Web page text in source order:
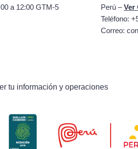
a 12:00 GTM-5
Perú –Ver
Teléfono:
Correo:
tu información y operaciones